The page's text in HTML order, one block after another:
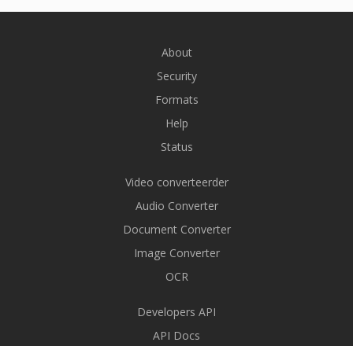
About
Security
Formats
Help
Status
Video converteerder
Audio Converter
Document Converter
Image Converter
OCR
Developers API
API Docs